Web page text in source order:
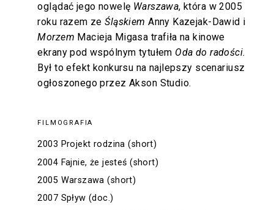
oglądać jego nowelę Warszawa, która w 2005
roku razem zeŚląskiemAnny Kazejak-Dawid i
Morzem Macieja Migasa trafiła na kinowe
ekrany pod wspólnym tytułem Oda do radości.
Był to efekt konkursu na najlepszy scenariusz
ogłoszonego przez Akson Studio.
FILMOGRAFIA
2003 Projekt rodzina (short)
2004 Fajnie, że jesteś (short)
2005 Warszawa (short)
2007 Spływ (doc.)